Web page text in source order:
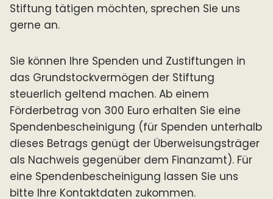
Stiftung tätigen möchten, sprechen Sie uns
gerne an.
Sie können Ihre Spenden und Zustiftungen in
das Grundstockvermögen der Stiftung
steuerlich geltend machen. Ab einem
Förderbetrag von 300 Euro erhalten Sie eine
Spendenbescheinigung (für Spenden unterhalb
dieses Betrags genügt der Überweisungsträger
als Nachweis gegenüber dem Finanzamt). Für
eine Spendenbescheinigung lassen Sie uns
bitte Ihre Kontaktdaten zukommen.